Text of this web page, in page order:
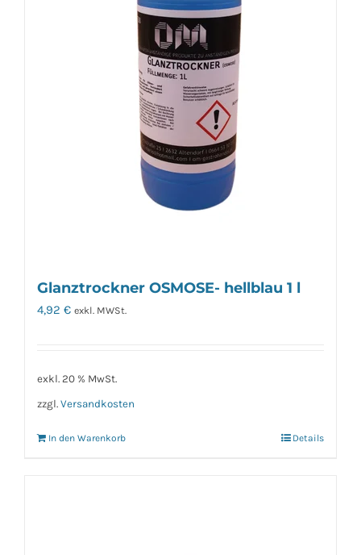
Glanztrockner OSMOSE- hellblau 1 l
4,92 € exkl. MWSt.
exkl. 20 % MwSt.
zzgl. Versandkosten
In den Warenkorb Details